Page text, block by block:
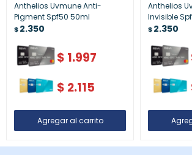
Anthelios Uvmune Anti-
Pigment Spf50 50ml
$2.350
$ 1.997
$ 2.115
Anthelios
Invisible
$2.350